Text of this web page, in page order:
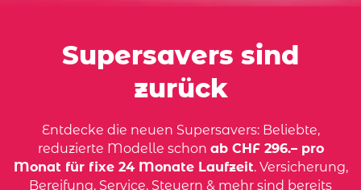
Supersavers sind
zurück
Entdecke die neuen Supersavers: Beliebte,
reduzierte Modelle schon ab CHF 296.– pro
Monat für fixe 24 Monate Laufzeit. Versicherung,
Bereifung, Service, Steuern & mehr sind bereits